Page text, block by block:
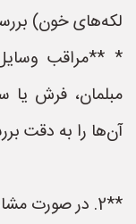
لکه‌های خون)
* **مراقب
مبلمان، فرش یا
آن‌ها را به دقت
**2. در صورت مشاهده شپش:**